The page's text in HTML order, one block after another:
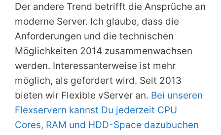
Der andere Trend betrifft die Ansprüche an
moderne Server. Ich glaube, dass die
Anforderungen und die technischen
Möglichkeiten 2014 zusammenwachsen
werden. Interessanterweise ist mehr
möglich, als gefordert wird. Seit 2013
bieten wir Flexible vServer an. Bei unseren
Flexservern kannst Du jederzeit CPU
Cores, RAM und HDD-Space dazubuchen